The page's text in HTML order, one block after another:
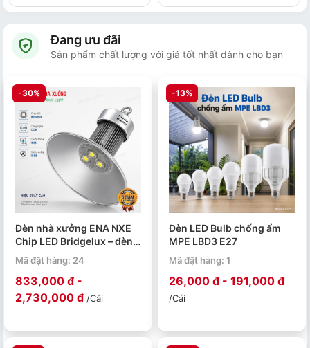
Đang ưu đãi
Sản phẩm chất lượng với giá tốt nhất dành cho bạn
-30%
Đèn nhà xưởng ENA NXE
Chip LED Bridgelux – đèn
LED Highbay 50W đến
250W
Mã đặt hàng: 24
833,000 đ -
2,730,000 đ /Cái
-13%
Đèn LED Bulb chống ẩm
MPE LBD3 E27
Mã đặt hàng: 1
26,000 đ - 191,000 đ
/Cái